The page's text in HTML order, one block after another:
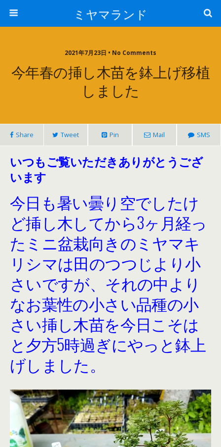
ミヤマランド
2021年7月23日 • No Comments
今年春の挿し木苗を鉢上げ移植
しました
Share Tweet Pin Mail SMS
いつもご覧いただきありがとうござ
います
今日も暑い曇り空でしたけ
ど挿し木してから3ヶ月経っ
たミニ盆栽向きのミヤマキ
リシマは田のつつじより小
さいですが、それの中より
なお葉性の小さい品種の小
さい挿し木苗を今日こそは
と夕方5時過ぎにやっと鉢上
げしました。